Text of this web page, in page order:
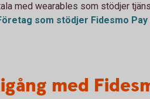
med wearables som stödjer
som stödjer Fidesmo Pay
med